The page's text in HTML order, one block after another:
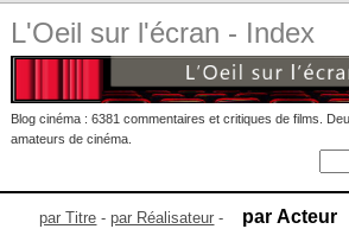
L'Oeil sur l'écran - Index
Blog cinéma : 6381 commentaires et critiques de films.
amateurs de cinéma.
par Titre -par Réalisateur - par Acteur